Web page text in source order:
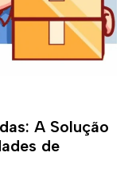
A Solução
de